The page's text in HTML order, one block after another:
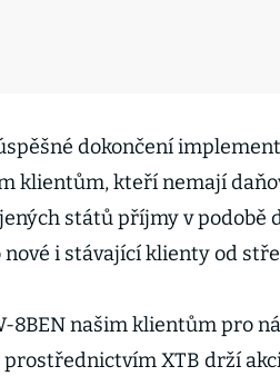
dokončení
klientům, kteří nemají
států příjmy v podobě
i stávající klienty od
8BEN našim klientům pro
prostřednictvím XTB drží